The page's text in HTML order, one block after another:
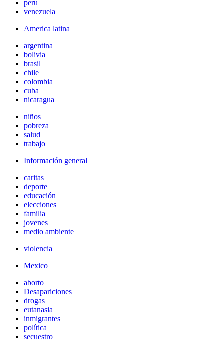
peru
venezuela
America latina
argentina
bolivia
brasil
chile
colombia
cuba
nicaragua
niños
pobreza
salud
trabajo
Información general
caritas
deporte
educación
elecciones
familia
jovenes
medio ambiente
violencia
Mexico
aborto
Desapariciones
drogas
eutanasia
inmigrantes
política
secuestro